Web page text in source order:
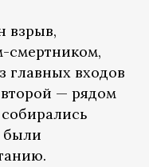
взрыв,
смертником,
главных входов
— рядом
были